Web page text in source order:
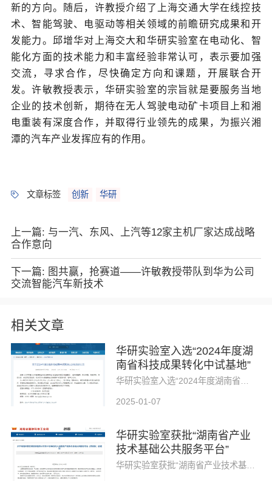
新的方向。随后，许教授介绍了上海交通大学在线控技
术、智能驾驶、电驱动等相关领域的前瞻研究成果和开
发能力。 邱增华对上海交大和华研实验室在电动化、智
能化方面的技术能力和丰富经验非常认可，表示要加强
交流，寻求合作，尽快确定方向和课题，开展联合开
发。许敏教授表示，华研实验室的宗旨就是要服务当地
企业的技术创新，期待在无人驾驶电动矿卡项目上和湘
电重装有深度合作，并取得行业领先的成果，为振兴湘
潭的汽车产业发挥应有的作用。
文章标签 创新 华研
上一篇: 与一汽、东风、上汽等12家主机厂家达成战略
合作意向
下一篇: 图共赢，抢赛道——许敏教授带队到华为公司
交流智能汽车新技术
相关文章
华研实验室入选“2024年度湖
南省科技成果转化中试基地”
华研实验室入选“2024年度湖南省科技成果转化中试基地”
2025-01-07
华研实验室获批“湖南省产业
技术基础公共服务平台”
华研实验室获批“湖南省产业技术基础公共服务平台”